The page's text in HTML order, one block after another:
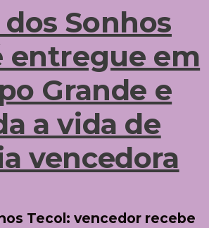
dos Sonhos
entregue em
Grande e
a vida de
vencedora
Tecol: vencedor recebe